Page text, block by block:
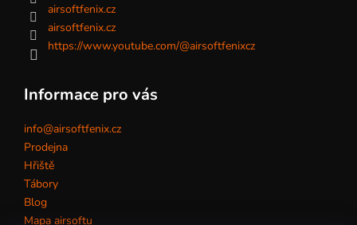
airsoftfenix.cz
airsoftfenix.cz
https://www.youtube.com/@airsoftfenixcz
Informace pro vás
info@airsoftfenix.cz
Prodejna
Hřiště
Tábory
Blog
Mapa airsoftu